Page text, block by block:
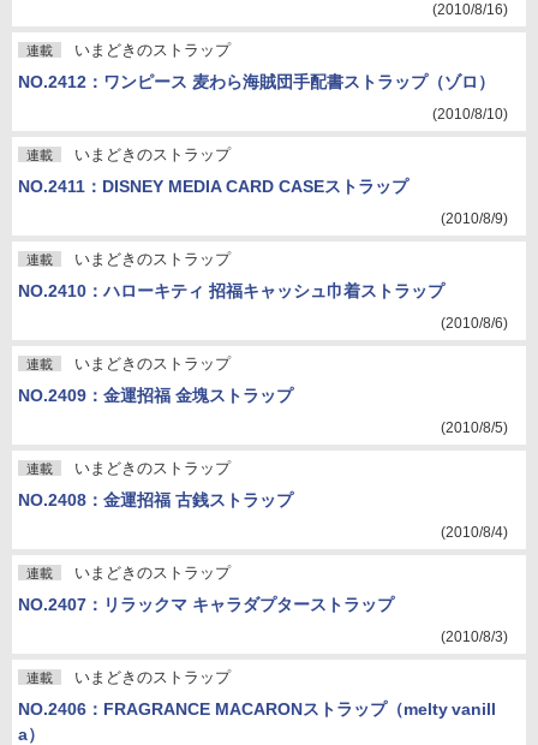
(2010/8/16)
連載 いまどきのストラップ
NO.2412：ワンピース 麦わら海賊団手配書ストラップ（ゾロ）
(2010/8/10)
連載 いまどきのストラップ
NO.2411：DISNEY MEDIA CARD CASEストラップ
(2010/8/9)
連載 いまどきのストラップ
NO.2410：ハローキティ 招福キャッシュ巾着ストラップ
(2010/8/6)
連載 いまどきのストラップ
NO.2409：金運招福 金塊ストラップ
(2010/8/5)
連載 いまどきのストラップ
NO.2408：金運招福 古銭ストラップ
(2010/8/4)
連載 いまどきのストラップ
NO.2407：リラックマ キャラダプターストラップ
(2010/8/3)
連載 いまどきのストラップ
NO.2406：FRAGRANCE MACARONストラップ（melty vanill
a）